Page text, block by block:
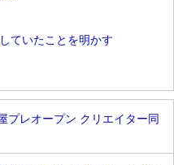
ていたことを明かす
プレオープン クリエイター同